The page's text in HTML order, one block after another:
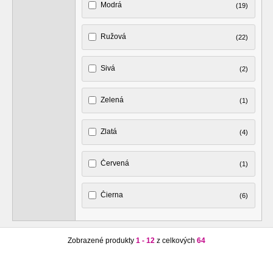
Modrá (19)
Ružová (22)
Sivá (2)
Zelená (1)
Zlatá (4)
Červená (1)
Čierna (6)
Zobrazené produkty 1 - 12 z celkových 64